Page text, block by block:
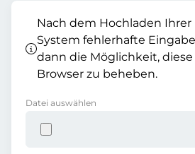
Nach dem Hochladen
System fehlerhafte
dann die Möglichkeit,
Browser zu beheben.
Datei auswählen